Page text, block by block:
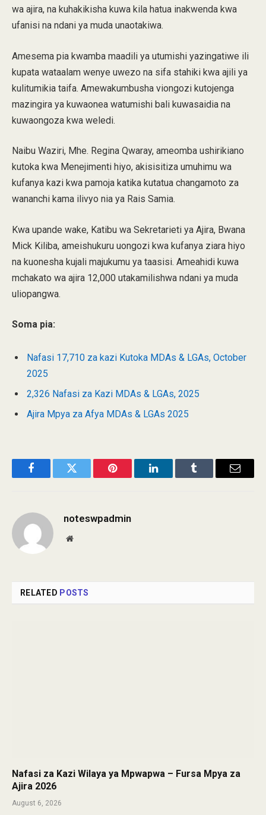
wa ajira, na kuhakikisha kuwa kila hatua inakwenda kwa
ufanisi na ndani ya muda unaotakiwa.
Amesema pia kwamba maadili ya utumishi yazingatiwe ili
kupata wataalam wenye uwezo na sifa stahiki kwa ajili ya
kulitumikia taifa. Amewakumbusha viongozi kutojenga
mazingira ya kuwaonea watumishi bali kuwasaidia na
kuwaongoza kwa weledi.
Naibu Waziri, Mhe. Regina Qwaray, ameomba ushirikiano
kutoka kwa Menejimenti hiyo, akisisitiza umuhimu wa
kufanya kazi kwa pamoja katika kutatua changamoto za
wananchi kama ilivyo nia ya Rais Samia.
Kwa upande wake, Katibu wa Sekretarieti ya Ajira, Bwana
Mick Kiliba, ameishukuru uongozi kwa kufanya ziara hiyo
na kuonesha kujali majukumu ya taasisi. Ameahidi kuwa
mchakato wa ajira 12,000 utakamilishwa ndani ya muda
uliopangwa.
Soma pia:
Nafasi 17,710 za kazi Kutoka MDAs & LGAs, October
2025
2,326 Nafasi za Kazi MDAs & LGAs, 2025
Ajira Mpya za Afya MDAs & LGAs 2025
FacebookTwitter Pinterest LinkedInTumblr Email
noteswpadmin
Website
RELATED POSTS
Nafasi za Kazi Wilaya ya Mpwapwa – Fursa Mpya za
Ajira 2026
August 6, 2026